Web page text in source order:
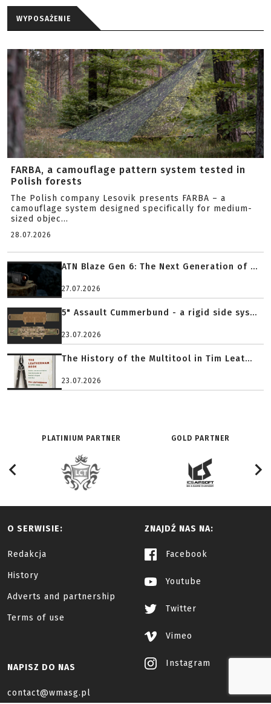
WYPOSAŻENIE
FARBA, a camouflage pattern system tested in
Polish forests
The Polish company Lesovik presents FARBA – a
camouflage system designed specifically for medium-
sized objec...
28.07.2026
ATN Blaze Gen 6: The Next Generation of ...
27.07.2026
5" Assault Cummerbund - a rigid side sys...
23.07.2026
The History of the Multitool in Tim Leat...
23.07.2026
PLATINIUM PARTNER GOLD PARTNER
O SERWISIE:
Redakcja
History
Adverts and partnership
Terms of use
ZNAJDŹ NAS NA:
Facebook
Youtube
Twitter
Vimeo
Instagram
NAPISZ DO NAS
contact@wmasg.pl